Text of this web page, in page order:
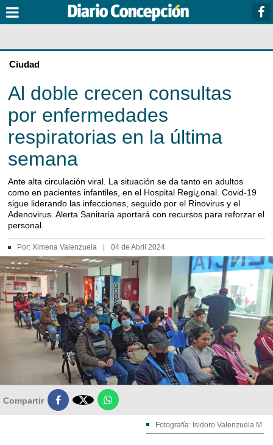
Ciudad
Al doble crecen consultas
por enfermedades
respiratorias en la última
semana
Ante alta circulación viral. La situación se da tanto en adultos
como en pacientes infantiles, en el Hospital Regi¿onal. Covid-19
sigue liderando las infecciones, seguido por el Rinovirus y el
Adenovirus. Alerta Sanitaria aportará con recursos para reforzar el
personal.
Por: Ximena Valenzuela 04 de Abril 2024
Compartir 
Fotografía: Isidoro Valenzuela M.